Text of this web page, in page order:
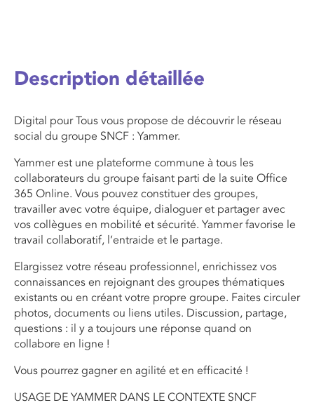
Description détaillée
Digital pour Tous vous propose de découvrir le réseau
social du groupe SNCF : Yammer.
Yammer est une plateforme commune à tous les
collaborateurs du groupe faisant parti de la suite Office
365 Online. Vous pouvez constituer des groupes,
travailler avec votre équipe, dialoguer et partager avec
vos collègues en mobilité et sécurité. Yammer favorise le
travail collaboratif, l’entraide et le partage.
Elargissez votre réseau professionnel, enrichissez vos
connaissances en rejoignant des groupes thématiques
existants ou en créant votre propre groupe. Faites circuler
photos, documents ou liens utiles. Discussion, partage,
questions : il y a toujours une réponse quand on
collabore en ligne !
Vous pourrez gagner en agilité et en efficacité !
USAGE DE YAMMER DANS LE CONTEXTE SNCF